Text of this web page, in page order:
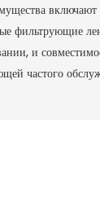
включают
фильтрующие
и
частого